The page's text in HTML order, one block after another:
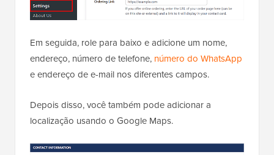
Em seguida, role para baixo e adicione um nome,
endereço, número de telefone, número do WhatsApp
e endereço de e-mail nos diferentes campos.
Depois disso, você também pode adicionar a
localização usando o Google Maps.